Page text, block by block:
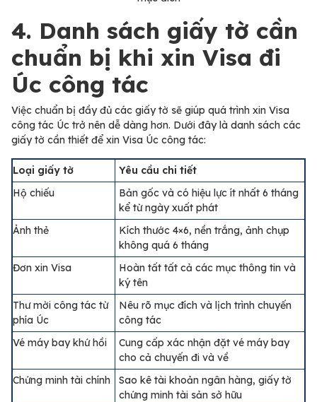
4. Danh sách giấy tờ cần
chuẩn bị khi xin Visa đi
Úc công tác
Việc chuẩn bị đầy đủ các giấy tờ sẽ giúp quá trình xin Visa
công tác Úc trở nên dễ dàng hơn. Dưới đây là danh sách các
giấy tờ cần thiết để xin Visa Úc công tác:
Loại giấy tờ
Yêu cầu chi tiết
Hộ chiếu
Bản gốc và có hiệu lực ít nhất 6 tháng
kể từ ngày xuất phát
Ảnh thẻ
Kích thước 4×6, nền trắng, ảnh chụp
không quá 6 tháng
Đơn xin Visa
Hoàn tất tất cả các mục thông tin và
ký tên
Thư mời công tác từ
phía Úc
Nêu rõ mục đích và lịch trình chuyến
công tác
Vé máy bay khứ hồi
Cung cấp xác nhận đặt vé máy bay
cho cả chuyến đi và về
Chứng minh tài chính
Sao kê tài khoản ngân hàng, giấy tờ
chứng minh tài sản sở hữu